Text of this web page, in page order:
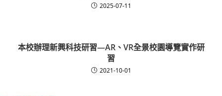
2025-07-11
本校辦理新興科技研習—AR、VR全景校園導覽實作研
習
2021-10-01